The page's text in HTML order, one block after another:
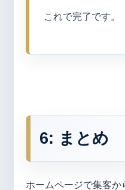
これで完了です。
6: まとめ
ホームページで集客か